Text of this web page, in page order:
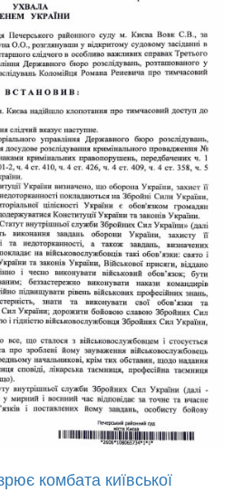
комбата київської